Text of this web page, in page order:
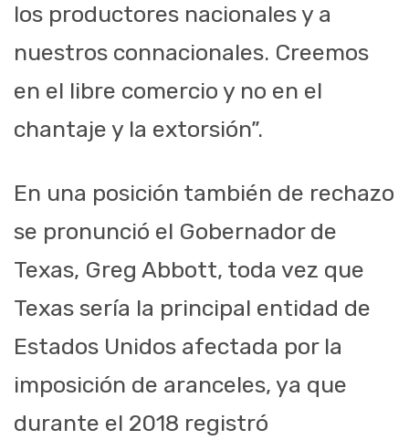
los productores nacionales y a
nuestros connacionales. Creemos
en el libre comercio y no en el
chantaje y la extorsión”.
En una posición también de rechazo
se pronunció el Gobernador de
Texas, Greg Abbott, toda vez que
Texas sería la principal entidad de
Estados Unidos afectada por la
imposición de aranceles, ya que
durante el 2018 registró